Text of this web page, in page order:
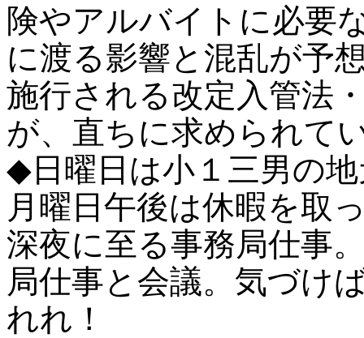
険やアルバイトに必要
に渡る影響と混乱が予
施行される改定入管法
が、直ちに求められて
◆日曜日は小１三男の
月曜日午後は休暇を取
深夜に至る事務局仕事
局仕事と会議。気づけ
れれ！